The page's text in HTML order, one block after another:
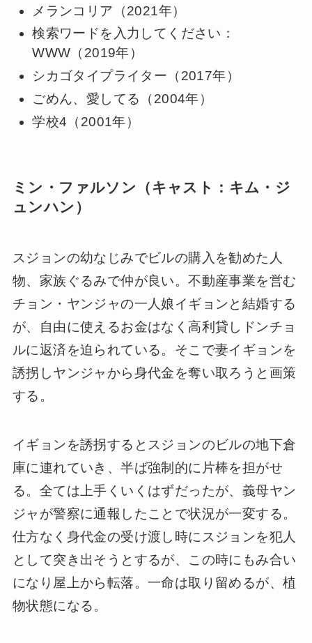
メランコリア（2021年）
検索ワードを入力してください：
WWW（2019年）
シカゴタイプライター（2017年）
ごめん、愛してる（2004年）
学校4（2001年）
ミン・ファルソン（キャスト：キム・ジ
ュンハン）
スジョンの幼なじみでビルの購入を勧めた人
物、家族ぐるみで仲が良い。不動産事業を営む
チョン・ヤンジャの一人娘イギョンと結婚する
が、自由に使えるお金はなく高利貸しドンチョ
ルに返済を迫られている。そこで妻イギョンを
誘拐しヤンジャから身代金を奪い取ろうと画策
する。
イギョンを誘拐するとスジョンのビルの地下倉
庫に連れていき、半ば強制的に片棒を担がせ
る。全ては上手くいくはずだったが、義母ヤン
ジャが警察に通報したことで状況が一変する。
仕方なく身代金の受け渡し時にスジョンを犯人
として突き出そうとするが、この時にもみ合い
になり屋上から転落。一命は取り留めるが、植
物状態になる。